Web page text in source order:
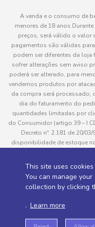
This site uses
You can manage
collection by clicking
. Learn more
A venda e o consumo de
menores de 18
preços, será válido o valor
pagamentos são válidas
podem ser diferentes da
sofrer alterações sem aviso
poderá ser alterado, para
vendemos produtos por
da compra será processado,
dia do faturamento do
quantidades limitadas por
do Consumidor (artigo 39 – I
Decreto nº. 2.181 de 20/
disponibilidade de estoque
pedido do cliente, este não
cobrado. As fotos dos
divergência com o produto
consultadas